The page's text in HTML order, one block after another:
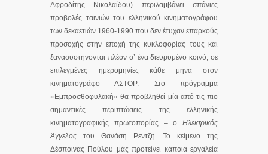
Αφροδίτης Νικολαΐδου) περιλαμβάνει σπάνιες
προβολές ταινιών του ελληνικού κινηματογράφου
των δεκαετιών 1960-1990 που δεν έτυχαν επαρκούς
προσοχής στην εποχή της κυκλοφορίας τους και
ξανασυστήνονται πλέον σ’ ένα διευρυμένο κοινό, σε
επιλεγμένες ημερομηνίες κάθε μήνα στον
κινηματογράφο ΑΣΤΟΡ. Στο πρόγραμμα
«Εμπροσθοφυλακή» θα προβληθεί μία από τις πιο
σημαντικές περιπτώσεις της ελληνικής
κινηματογραφικής πρωτοπορίας – ο Ηλεκτρικός
Άγγελος του Θανάση Ρεντζή. Το κείμενο της
Δέσποινας Πούλου μάς προτείνει κάποια εργαλεία